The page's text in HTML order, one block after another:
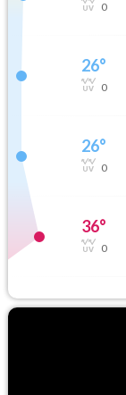
0
26°
0
26°
0
36°
0